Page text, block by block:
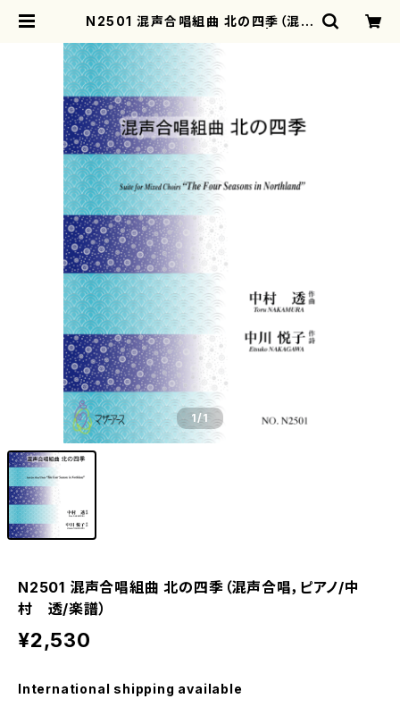
N2501 混声合唱組曲 北の四季（混声
erearth
1/1
N2501 混声合唱組曲 北の四季（混声合唱，ピアノ/中
村 透/楽譜）
¥2,530
International shipping available